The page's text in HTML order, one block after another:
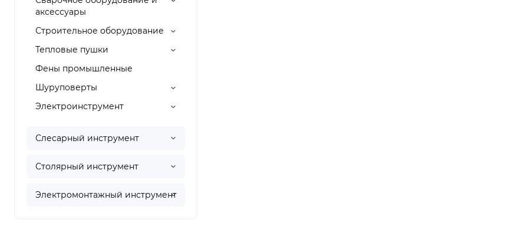
аксессуары
Строительное оборудование
Тепловые пушки
Фены промышленные
Шуруповерты
Электроинструмент
Слесарный инструмент
Столярный инструмент
Электромонтажный инструмент